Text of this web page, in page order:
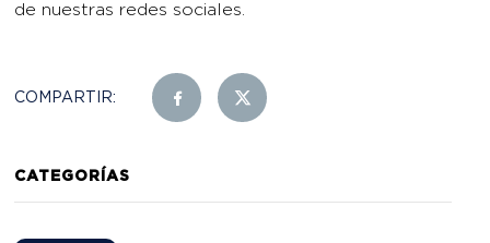
de nuestras redes sociales.
COMPARTIR:
CATEGORÍAS